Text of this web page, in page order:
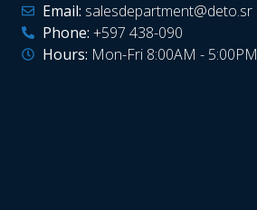
Email: salesdepartment@deto.sr
Phone: +597 438-090
Hours: Mon-Fri 8:00AM - 5:00PM